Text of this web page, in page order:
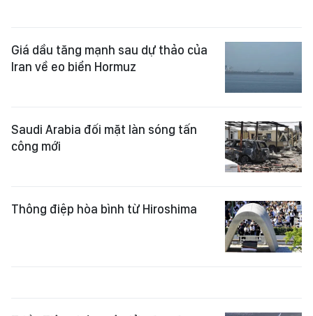
Giá dầu tăng mạnh sau dự thảo của
Iran về eo biển Hormuz
Saudi Arabia đối mặt làn sóng tấn
công mới
Thông điệp hòa bình từ Hiroshima